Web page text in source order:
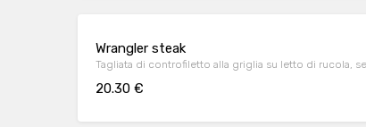
Wrangler steak
Tagliata di controfiletto alla griglia su letto di rucola,
20.30 €